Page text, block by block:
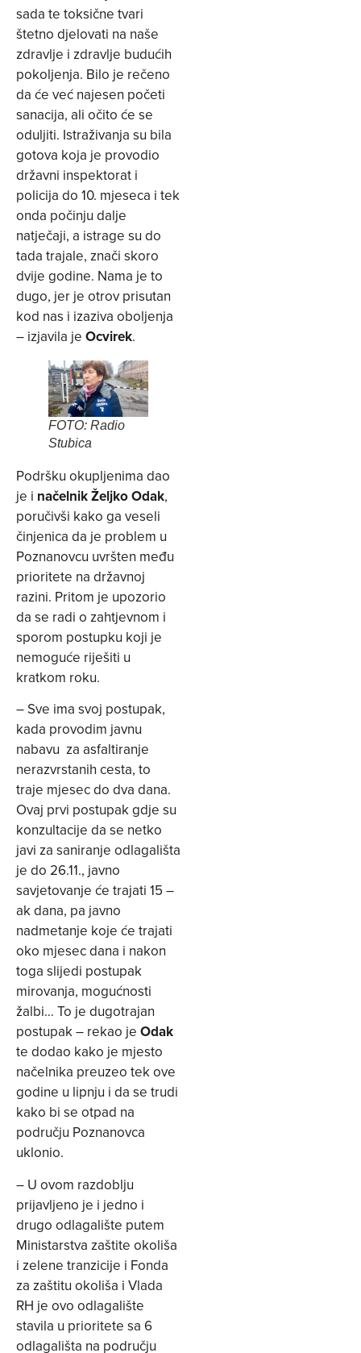
sada te toksične tvari
štetno djelovati na naše
zdravlje i zdravlje budućih
pokoljenja. Bilo je rečeno
da će već najesen početi
sanacija, ali očito će se
oduljiti. Istraživanja su bila
gotova koja je provodio
državni inspektorat i
policija do 10. mjeseca i tek
onda počinju dalje
natječaji, a istrage su do
tada trajale, znači skoro
dvije godine. Nama je to
dugo, jer je otrov prisutan
kod nas i izaziva oboljenja
– izjavila je Ocvirek.
FOTO: Radio
Stubica
Podršku okupljenima dao
je i načelnik Željko Odak,
poručivši kako ga veseli
činjenica da je problem u
Poznanovcu uvršten među
prioritete na državnoj
razini. Pritom je upozorio
da se radi o zahtjevnom i
sporom postupku koji je
nemoguće riješiti u
kratkom roku.
– Sve ima svoj postupak,
kada provodim javnu
nabavu za asfaltiranje
nerazvrstanih cesta, to
traje mjesec do dva dana.
Ovaj prvi postupak gdje su
konzultacije da se netko
javi za saniranje odlagališta
je do 26.11., javno
savjetovanje će trajati 15 –
ak dana, pa javno
nadmetanje koje će trajati
oko mjesec dana i nakon
toga slijedi postupak
mirovanja, mogućnosti
žalbi… To je dugotrajan
postupak – rekao je Odak
te dodao kako je mjesto
načelnika preuzeo tek ove
godine u lipnju i da se trudi
kako bi se otpad na
području Poznanovca
uklonio.
– U ovom razdoblju
prijavljeno je i jedno i
drugo odlagalište putem
Ministarstva zaštite okoliša
i zelene tranzicije i Fonda
za zaštitu okoliša i Vlada
RH je ovo odlagalište
stavila u prioritete sa 6
odlagališta na području